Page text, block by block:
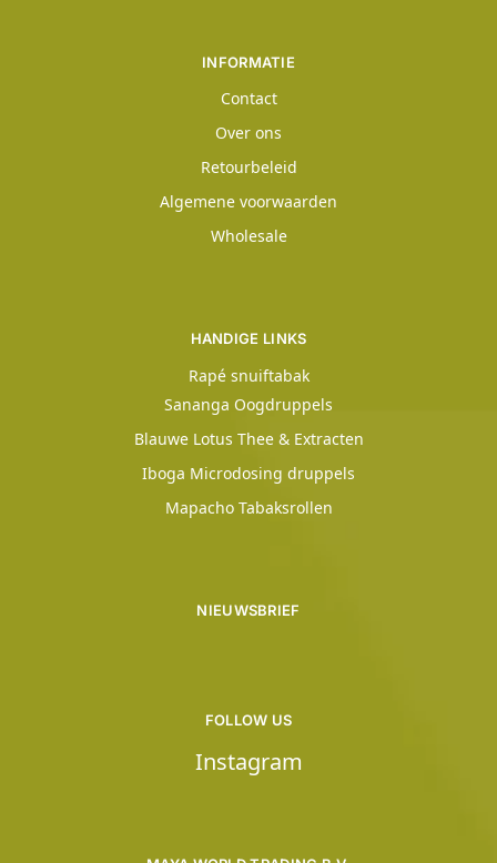
INFORMATIE
Contact
Over ons
Retourbeleid
Algemene voorwaarden
Wholesale
HANDIGE LINKS
Rapé snuiftabak
Sananga Oogdruppels
Blauwe Lotus Thee & Extracten
Iboga Microdosing druppels
Mapacho Tabaksrollen
NIEUWSBRIEF
FOLLOW US
Instagram